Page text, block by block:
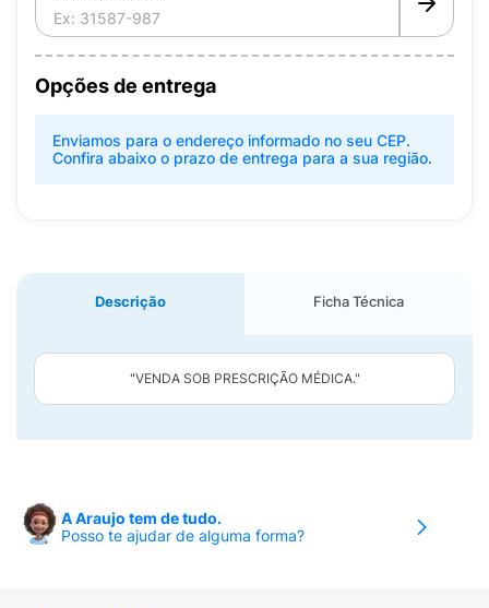
Opções de entrega
Enviamos para o endereço informado no seu CEP.
Confira abaixo o prazo de entrega para a sua região.
Descrição Ficha Técnica
"VENDA SOB PRESCRIÇÃO MÉDICA."
A Araujo tem de tudo.
Posso te ajudar de alguma forma?